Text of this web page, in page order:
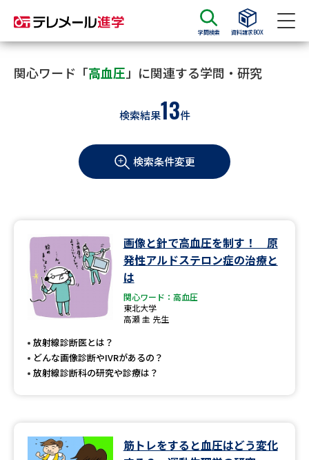
学問検索 資料請求BOX
資料請求 資料検索
大学・短大の資料種類から請求
学部・学科パンフ
過去問題集
大学・短大以外の資料から請求
専門学校の資料請求
留学・進学関連、塾・予備校
大学入学共通テスト「受験上の
高等学校（情報）教員資格認定
関心ワード「高血圧 」に関連する学問・研究
検索結果13件
検索条件変更
画像と針で高血圧を制す！ 原
発性アルドステロン症の治療と
は
関心ワード：高血圧
東北大学
高瀬 圭 先生
放射線診断医とは？
どんな画像診断やIVRがあるの？
放射線診断科の研究や診療は？
筋トレをすると血圧はどう変化